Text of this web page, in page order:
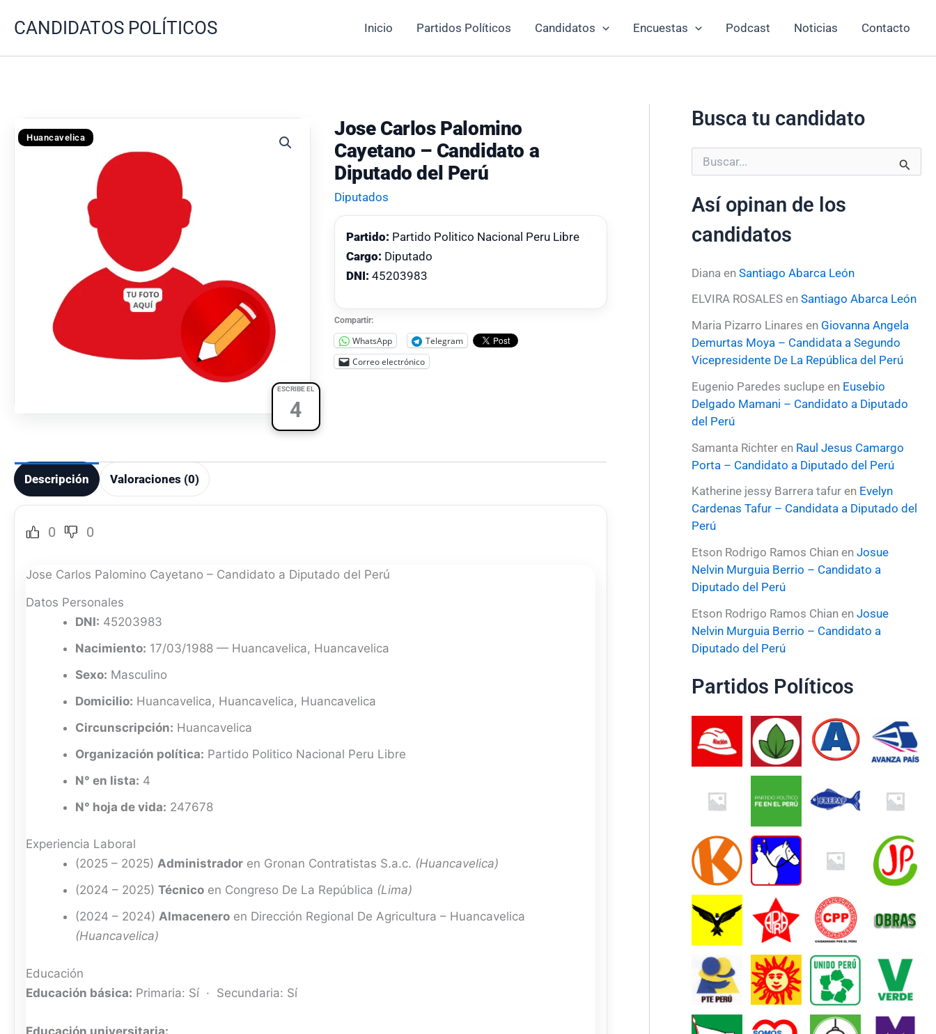
CANDIDATOS POLÍTICOS Inicio Partidos Políticos Candidatos Encuestas Podcast Noticias Contacto
ESCRIBE EL
4
Huancavelica
Jose Carlos Palomino
Cayetano – Candidato a
Diputado del Perú
Diputados
Partido: Partido Politico Nacional Peru Libre
Cargo: Diputado
DNI: 45203983
Compartir:
WhatsApp
Telegram
Correo electrónico
Descripción Valoraciones (0)
0 0
Jose Carlos Palomino Cayetano – Candidato a Diputado del Perú
Datos Personales
DNI: 45203983
Nacimiento: 17/03/1988 — Huancavelica, Huancavelica
Sexo: Masculino
Domicilio: Huancavelica, Huancavelica, Huancavelica
Circunscripción: Huancavelica
Organización política: Partido Politico Nacional Peru Libre
N° en lista: 4
N° hoja de vida: 247678
Experiencia Laboral
(2025 – 2025) Administrador en Gronan Contratistas S.a.c. (Huancavelica)
(2024 – 2025) Técnico en Congreso De La República (Lima)
(2024 – 2024) Almacenero en Dirección Regional De Agricultura – Huancavelica
(Huancavelica)
Educación
Educación básica: Primaria: Sí · Secundaria: Sí
Educación universitaria:
Busca tu candidato
u
c
r
r
Así opinan de los
candidatos
Diana en Santiago Abarca León
ELVIRA ROSALESen Santiago Abarca León
Maria Pizarro Linares en Giovanna Angela
Demurtas Moya – Candidata a Segundo
Vicepresidente De La República del Perú
Eugenio Paredes suclupeen Eusebio
Delgado Mamani – Candidato a Diputado
del Perú
Samanta Richteren Raul Jesus Camargo
Porta – Candidato a Diputado del Perú
Katherine jessy Barrera tafuren Evelyn
Cardenas Tafur – Candidata a Diputado del
Perú
Etson Rodrigo Ramos Chianen Josue
Nelvin Murguia Berrio – Candidato a
Diputado del Perú
Etson Rodrigo Ramos Chianen Josue
Nelvin Murguia Berrio – Candidato a
Diputado del Perú
Partidos Políticos